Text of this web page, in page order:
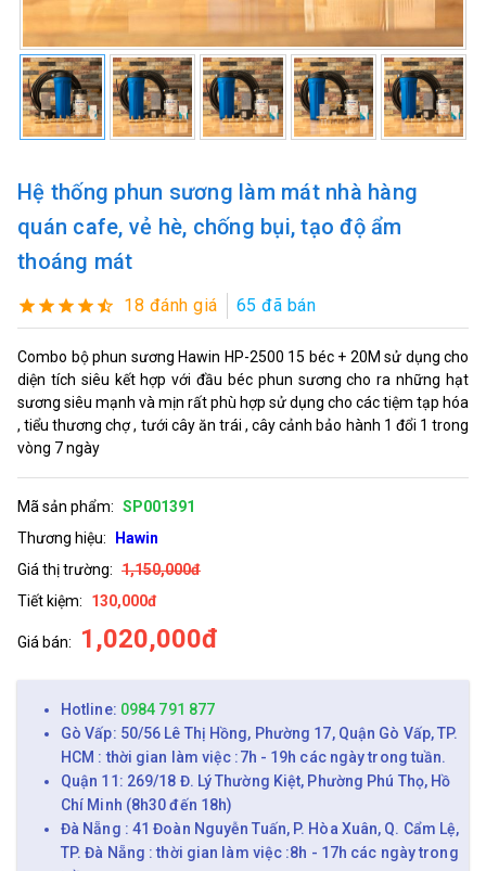
Hệ thống phun sương làm mát nhà hàng
quán cafe, vẻ hè, chống bụi, tạo độ ẩm
thoáng mát
18 đánh giá 65 đã bán
Combo bộ phun sương Hawin HP-2500 15 béc + 20M sử dụng cho
diện tích siêu kết hợp với đầu béc phun sương cho ra những hạt
sương siêu mạnh và mịn rất phù hợp sử dụng cho các tiệm tạp hóa
, tiểu thương chợ , tưới cây ăn trái , cây cảnh bảo hành 1 đổi 1 trong
vòng 7 ngày
Mã sản phẩm: SP001391
Thương hiệu:
Hawin
Giá thị trường: 1,150,000đ
Tiết kiệm:
130,000đ
Giá bán: 1,020,000đ
Hotline: 0984 791 877
Gò Vấp: 50/56 Lê Thị Hồng, Phường 17, Quận Gò Vấp, TP.
HCM : thời gian làm việc :7h - 19h các ngày trong tuần.
Quận 11: 269/18 Đ. Lý Thường Kiệt, Phường Phú Thọ, Hồ
Chí Minh (8h30 đến 18h)
Đà Nẵng : 41 Đoàn Nguyễn Tuấn, P. Hòa Xuân, Q. Cẩm Lệ,
TP. Đà Nẵng : thời gian làm việc :8h - 17h các ngày trong